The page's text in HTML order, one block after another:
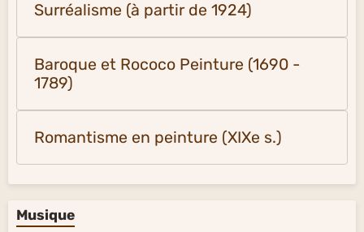
Surréalisme (à partir de 1924)
Baroque et Rococo Peinture (1690 -
1789)
Romantisme en peinture (XIXe s.)
Musique